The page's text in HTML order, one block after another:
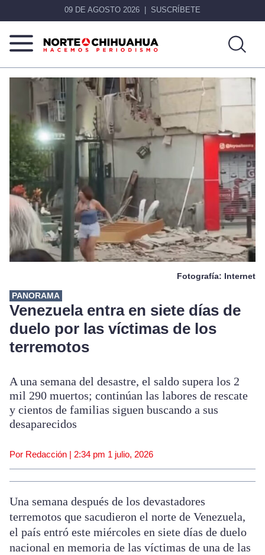
09 DE AGOSTO 2026 SUSCRÍBETE
Norte
De
Chihuahua
Más
que
noticias,
hacemos periodismo
Fotografía: Internet
PANORAMA
Venezuela entra en siete días de
duelo por las víctimas de los
terremotos
A una semana del desastre, el saldo supera los 2
mil 290 muertos; continúan las labores de rescate
y cientos de familias siguen buscando a sus
desaparecidos
Por Redacción | 2:34 pm 1 julio, 2026
Una semana después de los devastadores
terremotos que sacudieron el norte de Venezuela,
el país entró este miércoles en siete días de duelo
nacional en memoria de las víctimas de una de las